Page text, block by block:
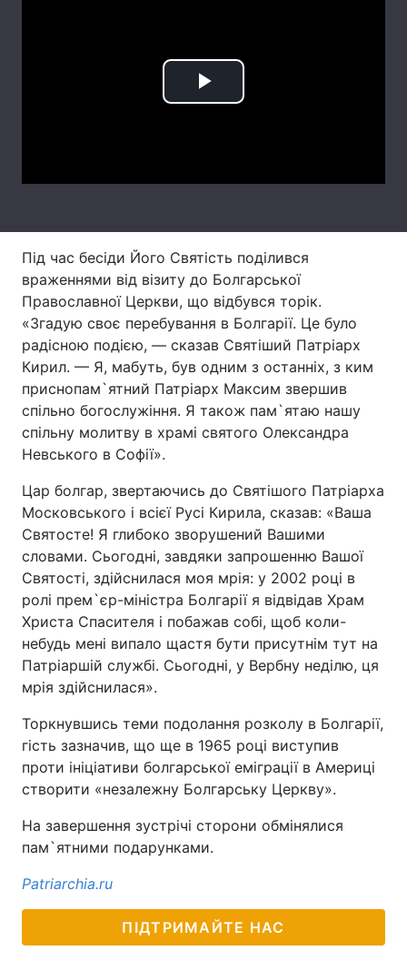
Тема оформлення
Play
Під час бесіди Його Святість поділився
враженнями від візиту до Болгарської
Православної Церкви, що відбувся торік.
«Згадую своє перебування в Болгарії. Це було
радісною подією, — сказав Святіший Патріарх
Кирил. — Я, мабуть, був одним з останніх, з ким
приснопам`ятний Патріарх Максим звершив
спільно богослужіння. Я також пам`ятаю нашу
спільну молитву в храмі святого Олександра
Невського в Софії».
Цар болгар, звертаючись до Святішого Патріарха
Московського і всієї Русі Кирила, сказав: «Ваша
Святосте! Я глибоко зворушений Вашими
словами. Сьогодні, завдяки запрошенню Вашої
Святості, здійснилася моя мрія: у 2002 році в
ролі прем`єр-міністра Болгарії я відвідав Храм
Христа Спасителя і побажав собі, щоб коли-
небудь мені випало щастя бути присутнім тут на
Патріаршій службі. Сьогодні, у Вербну неділю, ця
мрія здійснилася».
Торкнувшись теми подолання розколу в Болгарії,
гість зазначив, що ще в 1965 році виступив
проти ініціативи болгарської еміграції в Америці
створити «незалежну Болгарську Церкву».
На завершення зустрічі сторони обмінялися
пам`ятними подарунками.
Patriarchia.ru
ПІДТРИМАЙТЕ НАС